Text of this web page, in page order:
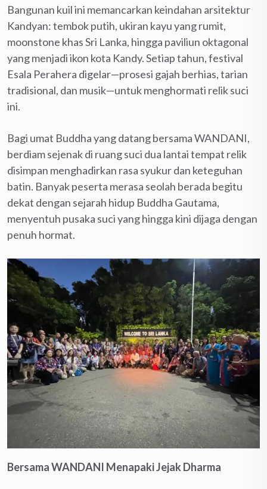
Bangunan kuil ini memancarkan keindahan arsitektur
Kandyan: tembok putih, ukiran kayu yang rumit,
moonstone khas Sri Lanka, hingga paviliun oktagonal
yang menjadi ikon kota Kandy. Setiap tahun, festival
Esala Perahera digelar—prosesi gajah berhias, tarian
tradisional, dan musik—untuk menghormati relik suci
ini.
Bagi umat Buddha yang datang bersama WANDANI,
berdiam sejenak di ruang suci dua lantai tempat relik
disimpan menghadirkan rasa syukur dan keteguhan
batin. Banyak peserta merasa seolah berada begitu
dekat dengan sejarah hidup Buddha Gautama,
menyentuh pusaka suci yang hingga kini dijaga dengan
penuh hormat.
Bersama WANDANI Menapaki Jejak Dharma